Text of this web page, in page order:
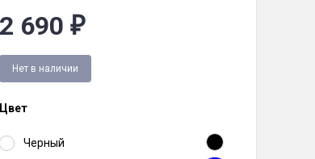
2 690 ₽
Нет в наличии
Цвет
Черный
гарантийный талон, инструкция по эксплуатации